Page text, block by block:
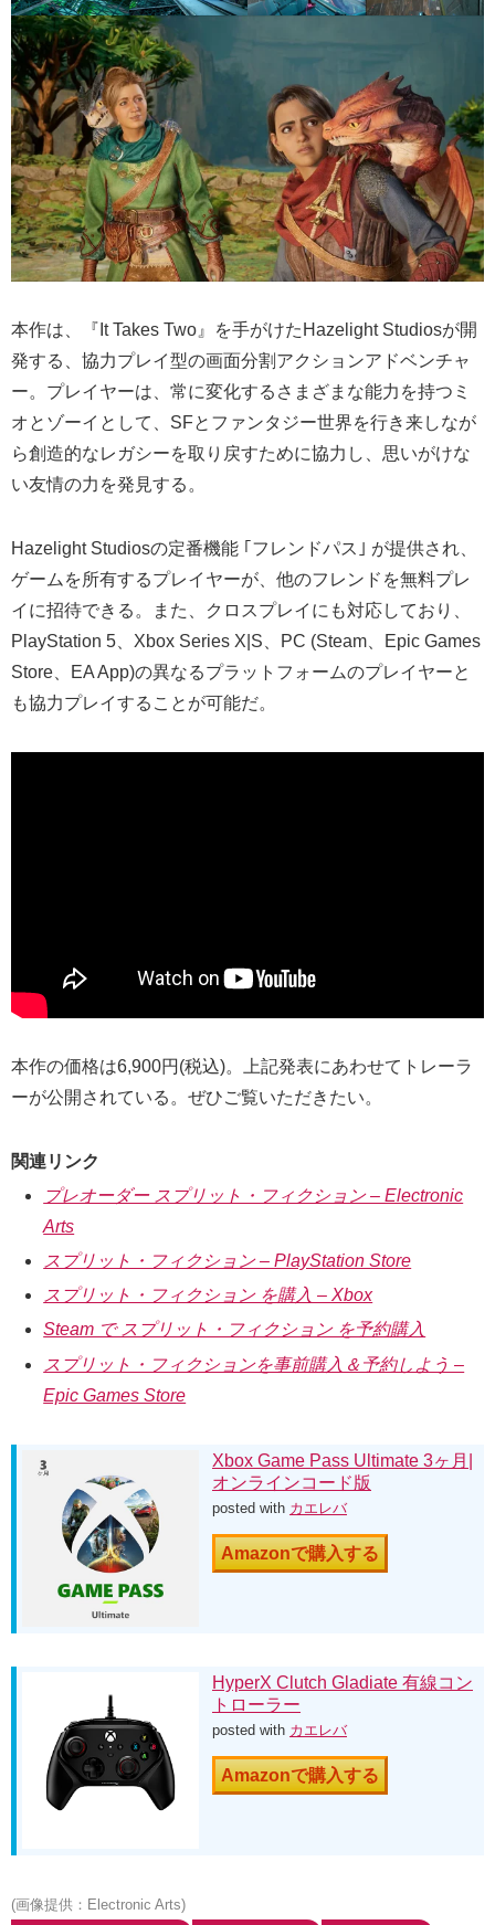
本作は、『It Takes Two』を手がけたHazelight Studiosが開
発する、協力プレイ型の画面分割アクションアドベンチャ
ー。プレイヤーは、常に変化するさまざまな能力を持つミ
オとゾーイとして、SFとファンタジー世界を行き来しなが
ら創造的なレガシーを取り戻すために協力し、思いがけな
い友情の力を発見する。
Hazelight Studiosの定番機能 ｢フレンドパス｣ が提供され、
ゲームを所有するプレイヤーが、他のフレンドを無料プレ
イに招待できる。また、クロスプレイにも対応しており、
PlayStation 5、Xbox Series X|S、PC (Steam、Epic Games
Store、EA App)の異なるプラットフォームのプレイヤーと
も協力プレイすることが可能だ。
本作の価格は6,900円(税込)。上記発表にあわせてトレーラ
ーが公開されている。ぜひご覧いただきたい。
関連リンク
プレオーダー スプリット・フィクション – Electronic
Arts
スプリット・フィクション – PlayStation Store
スプリット・フィクション を購入 – Xbox
Steam で スプリット・フィクション を予約購入
スプリット・フィクションを事前購入＆予約しよう –
Epic Games Store
Xbox Game Pass Ultimate 3ヶ月|
オンラインコード版
posted with カエレバ
Amazonで購入する
HyperX Clutch Gladiate 有線コン
トローラー
posted with カエレバ
Amazonで購入する
(画像提供：Electronic Arts)